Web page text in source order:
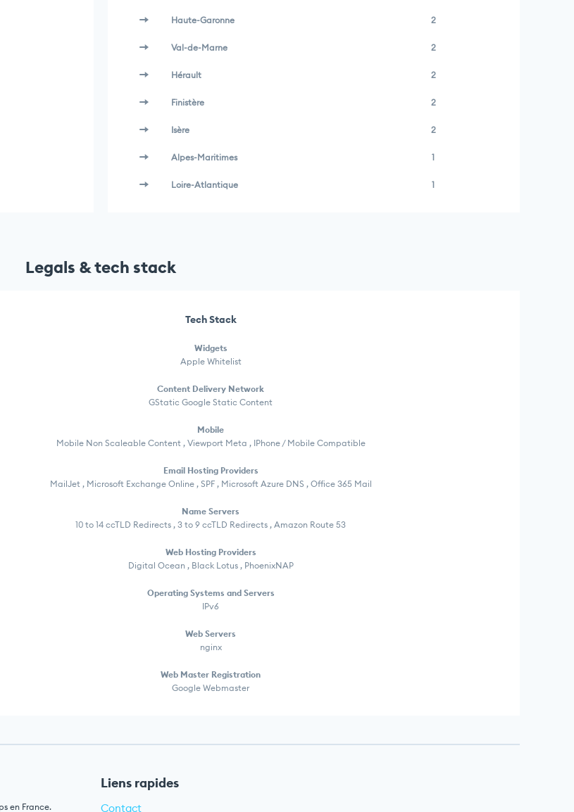
Haute-Garonne 2
Val-de-Marne 2
Hérault 2
Finistère 2
Isère 2
Alpes-Maritimes 1
Loire-Atlantique 1
Legals & tech stack
Tech Stack
Widgets
Apple Whitelist
Content Delivery Network
GStatic Google Static Content
Mobile
Mobile Non Scaleable Content , Viewport Meta , IPhone / Mobile Compatible
Email Hosting Providers
MailJet , Microsoft Exchange Online , SPF , Microsoft Azure DNS , Office 365 Mail
Name Servers
10 to 14 ccTLD Redirects , 3 to 9 ccTLD Redirects , Amazon Route 53
Web Hosting Providers
Digital Ocean , Black Lotus , PhoenixNAP
Operating Systems and Servers
IPv6
Web Servers
nginx
Web Master Registration
Google Webmaster
en France.
Liens rapides
Contact